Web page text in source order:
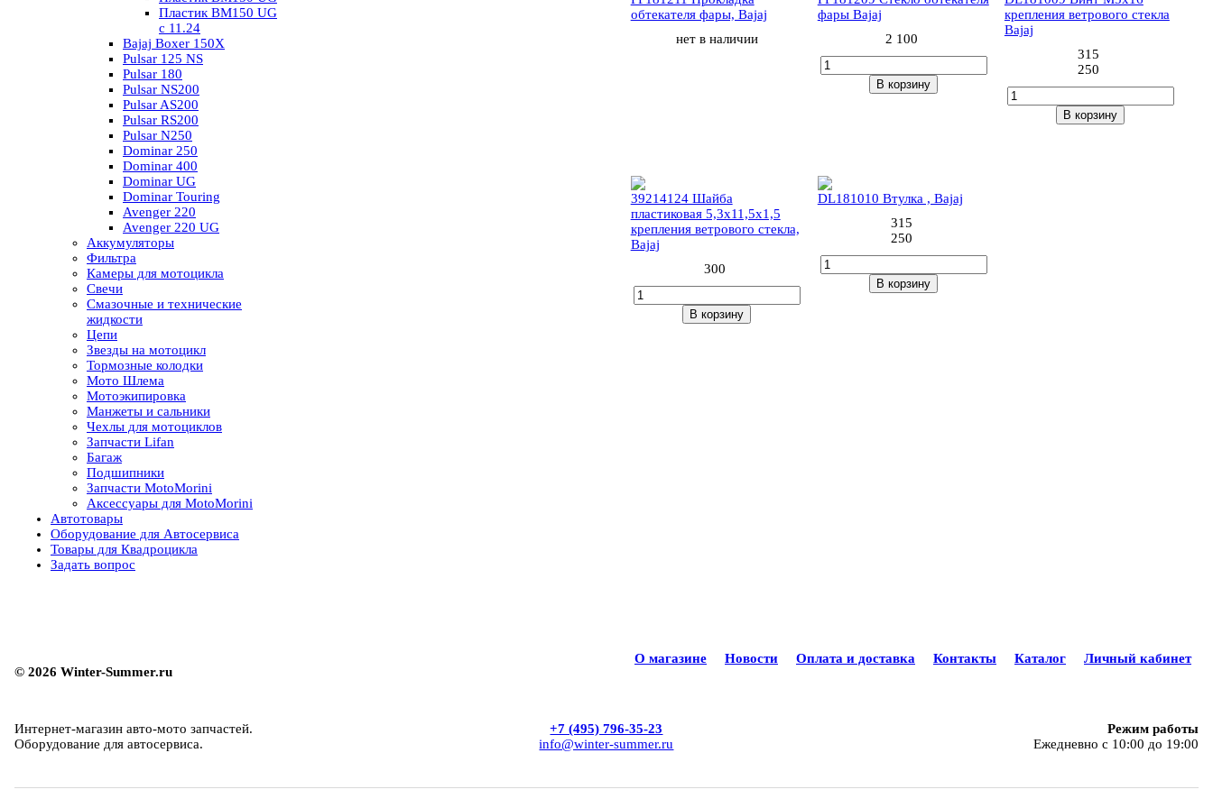
Пластик BM150 UG
c 11.24
Bajaj Boxer 150X
Pulsar 125 NS
Pulsar 180
Pulsar NS200
Pulsar AS200
Pulsar RS200
Pulsar N250
Dominar 250
Dominar 400
Dominar UG
Dominar Touring
Avenger 220
Avenger 220 UG
Аккумуляторы
Фильтра
Камеры для мотоцикла
Свечи
Смазочные и технические
жидкости
Цепи
Звезды на мотоцикл
Тормозные колодки
Мото Шлема
Мотоэкипировка
Манжеты и сальники
Чехлы для мотоциклов
Запчасти Lifan
Багаж
Подшипники
Запчасти MotoMorini
Аксессуары для MotoMorini
Автотовары
Оборудование для Автосервиса
Товары для Квадроцикла
Задать вопрос
обтекателя фары, Bajaj
нет в наличии
фары Bajaj
2 100
В корзину
крепления ветрового стекла
Bajaj
315
250
В корзину
39214124 Шайба
пластиковая 5,3х11,5х1,5
крепления ветрового стекла,
Bajaj
300
В корзину
DL181010 Втулка , Bajaj
315
250
В корзину
О магазине Новости Оплата и доставка Контакты Каталог
Личный кабинет
© 2026 Winter-Summer.ru
Интернет-магазин авто-мото запчастей.
Оборудование для автосервиса.
+7 (495) 796-35-23
info@winter-summer.ru
Режим работы
Ежедневно с 10:00 до 19:00